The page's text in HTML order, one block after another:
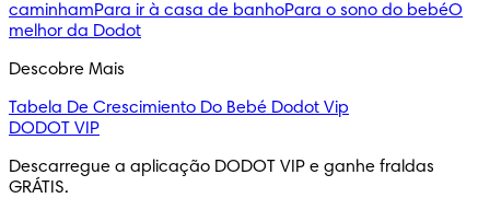
caminhamPara ir à casa de banhoPara o sono do bebéO
melhor da Dodot
Descobre Mais
Tabela De Crescimiento Do Bebé Dodot Vip
DODOT VIP
Descarregue a aplicação DODOT VIP e ganhe fraldas
GRÁTIS.